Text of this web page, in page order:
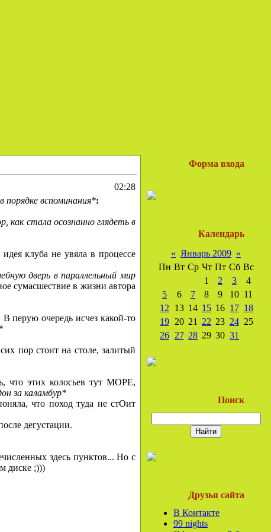
02:28
порядке вспоминания*:
как стала осознанно глядеть в
клуба не увяла в процессе
дверь в параллельный мир
сумасшествие в жизни автора
перую очередь исчез какой-то
пор стоит на столе, залитый
что этих колосьев тут МОРЕ,
за каламбур*
что поход туда не стОит
дегустации.
здесь пунктов... Но с
диске ;)))
Форма входа
Календарь
« Январь 2009 »
Пн Вт Ср Чт Пт Сб Вс
1
2 3
4
5
6 7 8 9 10 11
12
13 14 15 16 17 18
19 20 21 22 23 24 25
26 27 28 29 30 31
Поиск
Друзья сайта
В Контакте
99 nights